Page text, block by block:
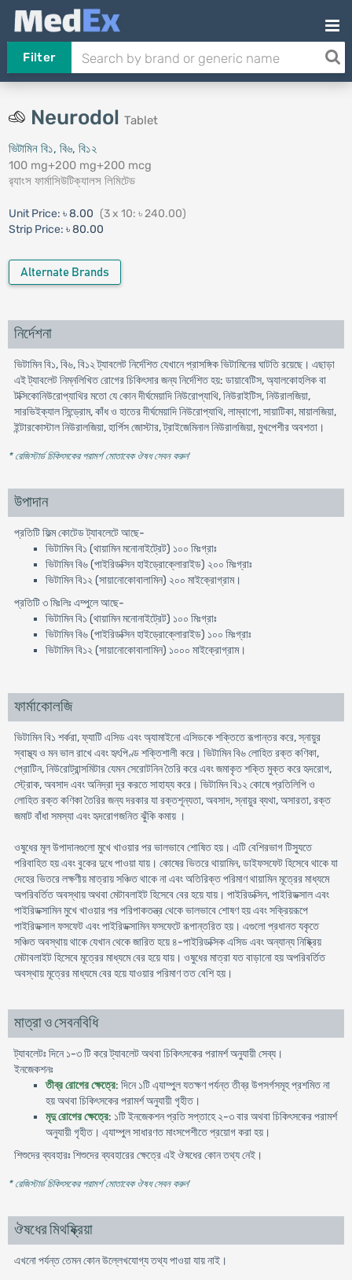
Filter
Neurodol Tablet
ভিটামিন বি১, বি৬, বি১২
100 mg+200 mg+200 mcg
র‍্যাংস ফার্মাসিউটিক্যালস লিমিটেড
Unit Price: ৳ 8.00 (3 x 10: ৳ 240.00)
Strip Price: ৳ 80.00
Alternate Brands
নির্দেশনা
ভিটামিন বি১, বি৬, বি১২ ট্যাবলেট নির্দেশিত যেখানে প্রাসঙ্গিক ভিটামিনের ঘাটতি রয়েছে। এছাড়া
এই ট্যাবলেট নিম্নলিখিত রোগের চিকিৎসার জন্য নির্দেশিত হয়: ডায়াবেটিস, অ্যালকোহলিক বা
টক্সিকোনিউরোপ্যাথির মতো যে কোন দীর্ঘমেয়াদি নিউরোপ্যাথি, নিউরাইটিস, নিউরালজিয়া,
সারভিইক্যাল সিন্ড্রোম, কাঁধ ও হাতের দীর্ঘমেয়াদি নিউরোপ্যাথি, লাম্বাগো, সায়াটিকা, মায়ালজিয়া,
ইন্টারকোস্টাল নিউরালজিয়া, হার্পিস জোস্টার, ট্রাইজেমিনাল নিউরালজিয়া, মুখপেশীর অবশতা।
* রেজিস্টার্ড চিকিৎসকের পরামর্শ মোতাবেক ঔষধ সেবন করুন'
উপাদান
প্রতিটি ফিল্ম কোটেড ট্যাবলেটে আছে-
ভিটামিন বি১ (থায়ামিন মনোনাইট্রেট) ১০০ মিঃগ্রাঃ
ভিটামিন বি৬ (পাইরিডক্সিন হাইড্রোক্লোরাইড) ২০০ মিঃগ্রাঃ
ভিটামিন বি১২ (সায়ানোকোবালামিন) ২০০ মাইক্রোগ্রাম।
প্রতিটি ৩ মিঃলিঃ এম্পুলে আছে-
ভিটামিন বি১ (থায়ামিন মনোনাইট্রেট) ১০০ মিঃগ্রাঃ
ভিটামিন বি৬ (পাইরিডক্সিন হাইড্রোক্লোরাইড) ১০০ মিঃগ্রাঃ
ভিটামিন বি১২ (সায়ানোকোবালামিন) ১০০০ মাইক্রোগ্রাম।
ফার্মাকোলজি
ভিটামিন বি১ শর্করা, ফ্যাটি এসিড এবং অ্যামাইনো এসিডকে শক্তিতে রূপান্তর করে, স্নায়ুর
স্বাস্থ্য ও মন ভাল রাখে এবং হৃৎপিণ্ড শক্তিশালী করে। ভিটামিন বি৬ লোহিত রক্ত কণিকা,
প্রোটিন, নিউরোট্রান্সমিটার যেমন সেরোটনিন তৈরি করে এবং জমাকৃত শক্তি মুক্ত করে হৃদরোগ,
স্ট্রোক, অবসাদ এবং অনিদ্রা দূর করতে সাহায্য করে। ভিটামিন বি১২ কোষে প্রতিলিপি ও
লোহিত রক্ত কণিকা তৈরির জন্য দরকার যা রক্তশূন্যতা, অবসাদ, স্নায়ুর ব্যথা, অসারতা, রক্ত
জমাট বাঁধা সমস্যা এবং হৃদরোগজনিত ঝুঁকি কমায় ।
ওষুধের মূল উপাদানগুলো মুখে খাওয়ার পর ভালভাবে শোষিত হয়। এটি বেশিরভাগ টিস্যুতে
পরিবাহিত হয় এবং বুকের দুধে পাওয়া যায়। কোষের ভিতরে থায়ামিন, ডাইফসফেট হিসেবে থাকে যা
দেহের ভিতরে লক্ষণীয় মাত্রায় সঞ্চিত থাকে না এবং অতিরিক্ত পরিমাণ থায়ামিন মূত্রের মাধ্যমে
অপরিবর্তিত অবস্থায় অথবা মেটাবলাইট হিসেবে বের হয়ে যায়। পাইরিডক্সিন, পাইরিডক্সাল এবং
পাইরিডক্সামিন মুখে খাওয়ার পর পরিপাকতন্ত্র থেকে ভালভাবে শোষণ হয় এবং সক্রিয়রূপে
পাইরিডক্সাল ফসফেট এবং পাইরিডক্সামিন ফসফেটে রূপান্তরিত হয়। এগুলো প্রধানত যকৃতে
সঞ্চিত অবস্থায় থাকে যেখান থেকে জারিত হয়ে ৪-পাইরিডক্সিক এসিড এবং অন্যান্য নিষ্ক্রিয়
মেটাবলাইট হিসেবে মূত্রের মাধ্যমে বের হয়ে যায়। ওষুধের মাত্রা যত বাড়ানো হয় অপরিবর্তিত
অবস্থায় মূত্রের মাধ্যমে বের হয়ে যাওয়ার পরিমাণ তত বেশি হয়।
মাত্রা ও সেবনবিধি
ট্যাবলেটঃ দিনে ১-৩ টি করে ট্যাবলেট অথবা চিকিৎসকের পরামর্শ অনুযায়ী সেব্য।
ইনজেকশনঃ
তীব্র রোগের ক্ষেত্রে: দিনে ১টি এ্যাম্পুল যতক্ষণ পর্যন্ত তীব্র উপসর্গসমূহ প্রশমিত না
হয় অথবা চিকিৎসকের পরামর্শ অনুযায়ী গৃহীত।
মৃদু রোগের ক্ষেত্রে: ১টি ইনজেকশন প্রতি সপ্তাহে ২-৩ বার অথবা চিকিৎসকের পরামর্শ
অনুযায়ী গৃহীত। এ্যাম্পুল সাধারণত মাংসপেশীতে প্রয়োগ করা হয়।
শিশুদের ব্যবহারঃ শিশুদের ব্যবহারের ক্ষেত্রে এই ঔষধের কোন তথ্য নেই।
* রেজিস্টার্ড চিকিৎসকের পরামর্শ মোতাবেক ঔষধ সেবন করুন'
ঔষধের মিথষ্ক্রিয়া
এখনো পর্যন্ত তেমন কোন উল্লেখযোগ্য তথ্য পাওয়া যায় নাই।